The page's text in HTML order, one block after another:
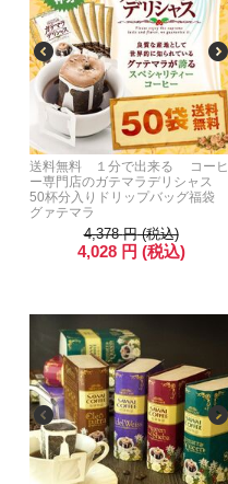
送料無料 １分で出来る コーヒ
ー専門店のガテマラデリシャス
50杯分入りドリップバッグ福袋
グァテマラ
4,378 円(税込)
4,028 円 (税込)